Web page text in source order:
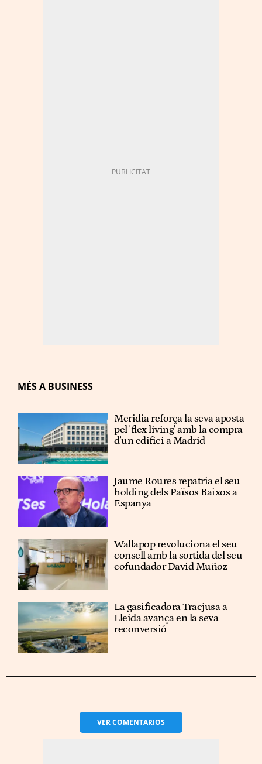
MÉS A BUSINESS
Meridia reforça la seva aposta
pel 'flex living' amb la compra
d'un edifici a Madrid
Jaume Roures repatria el seu
holding dels Països Baixos a
Espanya
Wallapop revoluciona el seu
consell amb la sortida del seu
cofundador David Muñoz
La gasificadora Tracjusa a
Lleida avança en la seva
reconversió
VERCOMENTARIOS